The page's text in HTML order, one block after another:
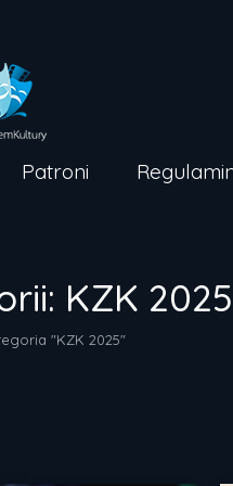
Patroni
KZK 2025
"KZK 2025"